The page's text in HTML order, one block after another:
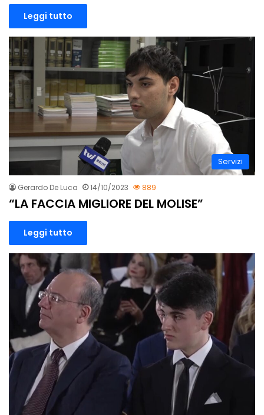
Leggi tutto
Servizi
Gerardo De Luca 14/10/2023 889
“LA FACCIA MIGLIORE DEL MOLISE”
Leggi tutto